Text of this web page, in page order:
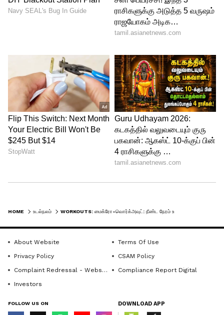
படிக்கட்டுகளில் ஏறுதல்:
செய்முறை: லிஃப்ட்டைப்
அலுவலகத்திலோ அல்லது வீட்டிலோ உள்ள
படிக்கட்டுகளில் வேகமாக ஏறி
இறங்குங்கள்.
நேரம்: 1 முதல் 2 நிமிடங்கள்.
நன்மை: இதயத் துடிப்பை சீராக்கி,
கார்டியோ (Cardio) உடற்பயிற்சியின்
7
சுவர் புஷ்-அப்ஸ்:
HOME உடல்நலம்
About Website
Terms Of Use
Privacy Policy
CSAM Policy
Complaint Redressal - Website
Compliance Report Digital
Investors
FOLLOW US ON DOWNLOAD APP